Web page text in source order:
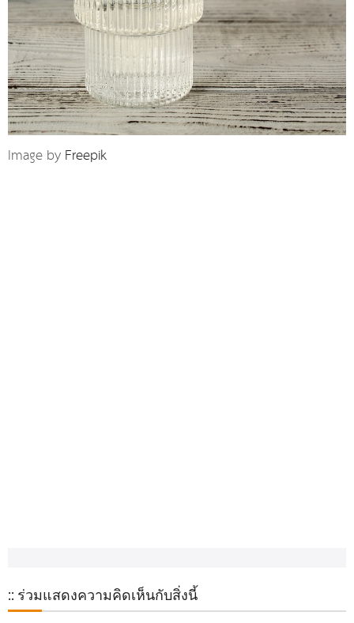
Image byFreepik
:: ร่วมแสดงความคิดเห็นกับสิ่งนี้